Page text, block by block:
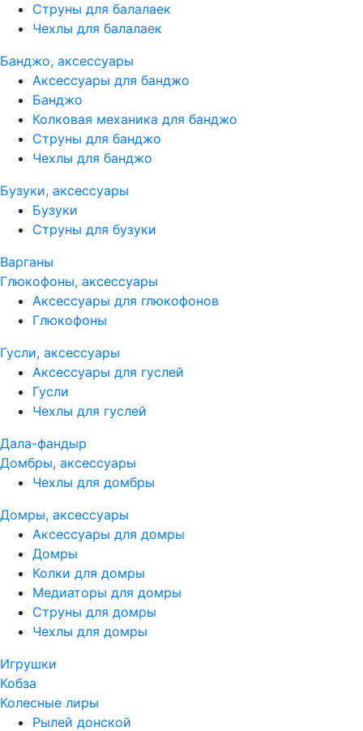
Струны для балалаек
Чехлы для балалаек
Банджо, аксессуары
Аксессуары для банджо
Банджо
Колковая механика для банджо
Струны для банджо
Чехлы для банджо
Бузуки, аксессуары
Бузуки
Струны для бузуки
Варганы
Глюкофоны, аксессуары
Аксессуары для глюкофонов
Глюкофоны
Гусли, аксессуары
Аксессуары для гуслей
Гусли
Чехлы для гуслей
Дала-фандыр
Домбры, аксессуары
Чехлы для домбры
Домры, аксессуары
Аксессуары для домры
Домры
Колки для домры
Медиаторы для домры
Струны для домры
Чехлы для домры
Игрушки
Кобза
Колесные лиры
Рылей донской